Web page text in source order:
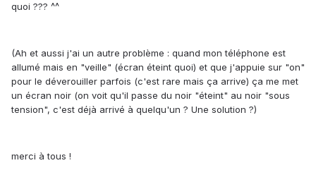
quoi ??? ^^
(Ah et aussi j'ai un autre problème : quand mon téléphone est
allumé mais en "veille" (écran éteint quoi) et que j'appuie sur "on"
pour le déverouiller parfois (c'est rare mais ça arrive) ça me met
un écran noir (on voit qu'il passe du noir "éteint" au noir "sous
tension", c'est déjà arrivé à quelqu'un ? Une solution ?)
merci à tous !